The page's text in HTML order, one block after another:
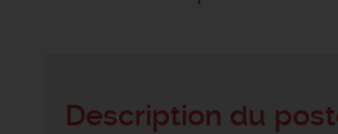
Description du